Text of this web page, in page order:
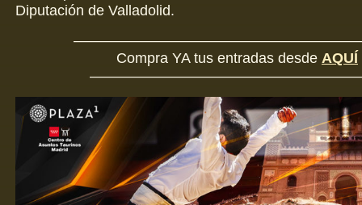
Diputación de Valladolid.
Compra YA tus entradas desde AQUÍ